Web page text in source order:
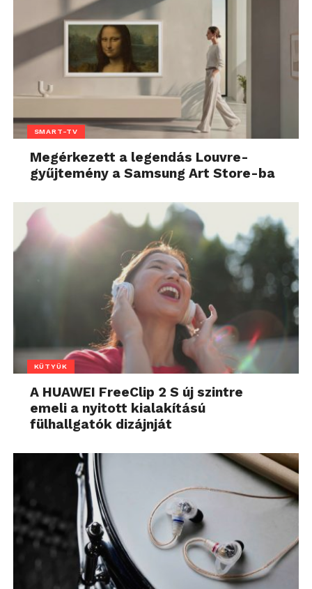
SMART-TV
Megérkezett a legendás Louvre-
gyűjtemény a Samsung Art Store-ba
KÜTYÜK
A HUAWEI FreeClip 2 S új szintre
emeli a nyitott kialakítású
fülhallgatók dizájnját